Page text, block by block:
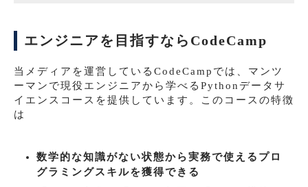
エンジニアを目指すならCodeCamp
当メディアを運営しているCodeCampでは、マンツ
ーマンで現役エンジニアから学べるPythonデータサ
イエンスコースを提供しています。このコースの特徴
は
数学的な知識がない状態から実務で使えるプロ
グラミングスキルを獲得できる